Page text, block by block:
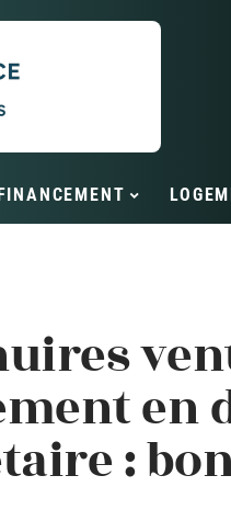
en
: